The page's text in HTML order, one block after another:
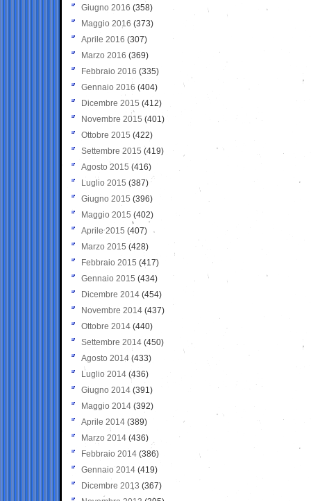
Giugno 2016 (358)
Maggio 2016 (373)
Aprile 2016 (307)
Marzo 2016 (369)
Febbraio 2016 (335)
Gennaio 2016 (404)
Dicembre 2015 (412)
Novembre 2015 (401)
Ottobre 2015 (422)
Settembre 2015 (419)
Agosto 2015 (416)
Luglio 2015 (387)
Giugno 2015 (396)
Maggio 2015 (402)
Aprile 2015 (407)
Marzo 2015 (428)
Febbraio 2015 (417)
Gennaio 2015 (434)
Dicembre 2014 (454)
Novembre 2014 (437)
Ottobre 2014 (440)
Settembre 2014 (450)
Agosto 2014 (433)
Luglio 2014 (436)
Giugno 2014 (391)
Maggio 2014 (392)
Aprile 2014 (389)
Marzo 2014 (436)
Febbraio 2014 (386)
Gennaio 2014 (419)
Dicembre 2013 (367)